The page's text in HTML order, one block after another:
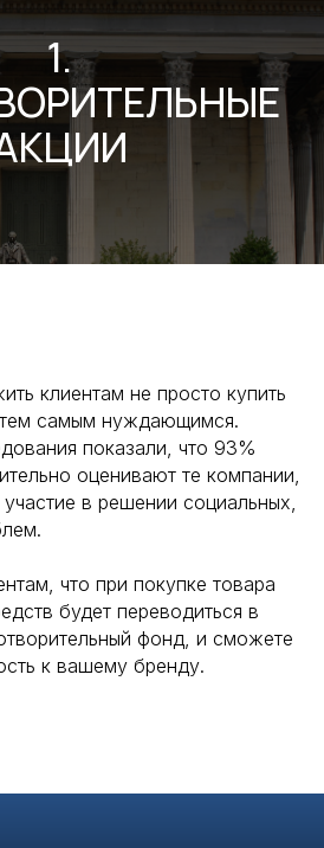
1.
клиентам не просто купить
самым нуждающимся.
показали, что 93%
оценивают те компании,
в решении социальных,
что при покупке товара
будет переводиться в
фонд, и сможете
к вашему бренду.